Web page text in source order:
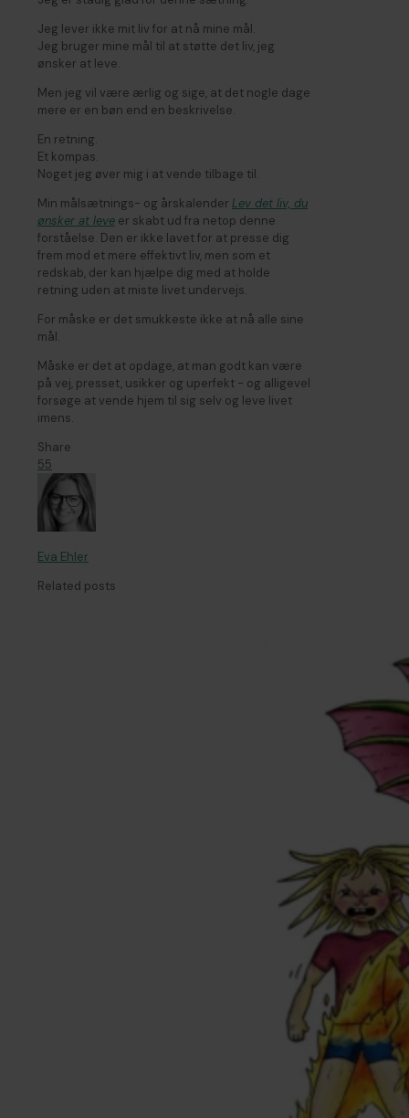
Jeg lever ikke mit liv for at nå mine mål.
Jeg bruger mine mål til at støtte det liv, jeg
ønsker at leve.
Men jeg vil være ærlig og sige, at det nogle dage
mere er en bøn end en beskrivelse.
En retning.
Et kompas.
Noget jeg øver mig i at vende tilbage til.
Min målsætnings- og årskalender Lev det liv, du
ønsker at leve er skabt ud fra netop denne
forståelse. Den er ikke lavet for at presse dig
frem mod et mere effektivt liv, men som et
redskab, der kan hjælpe dig med at holde
retning uden at miste livet undervejs.
For måske er det smukkeste ikke at nå alle sine
mål.
Måske er det at opdage, at man godt kan være
på vej, presset, usikker og uperfekt - og alligevel
forsøge at vende hjem til sig selv og leve livet
imens.
Share
55
Eva Ehler
Related posts